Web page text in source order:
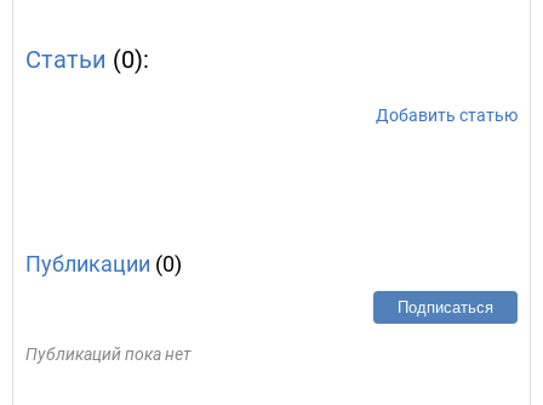
Статьи (0):
Добавить статью
Публикации (0)
Подписаться
Публикаций пока нет